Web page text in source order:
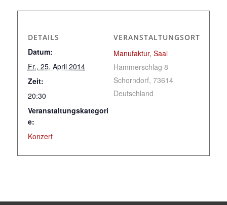
DETAILS
Datum:
Fr., 25. April 2014
Zeit:
20:30
Veranstaltungskategori
e:
Konzert
VERANSTALTUNGSORT
Manufaktur, Saal
Hammerschlag 8
Schorndorf, 73614
Deutschland